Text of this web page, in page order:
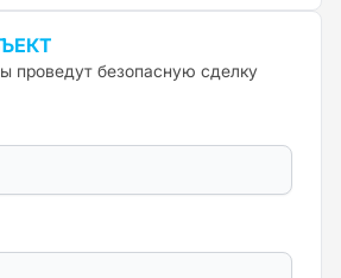
проведут безопасную сделку